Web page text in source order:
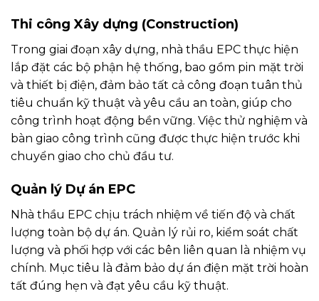
Thi công Xây dựng (Construction)
Trong giai đoạn xây dựng, nhà thầu EPC thực hiện
lắp đặt các bộ phận hệ thống, bao gồm pin mặt trời
và thiết bị điện, đảm bảo tất cả công đoạn tuân thủ
tiêu chuẩn kỹ thuật và yêu cầu an toàn, giúp cho
công trình hoạt động bền vững. Việc thử nghiệm và
bàn giao công trình cũng được thực hiện trước khi
chuyển giao cho chủ đầu tư.
Quản lý Dự án EPC
Nhà thầu EPC chịu trách nhiệm về tiến độ và chất
lượng toàn bộ dự án. Quản lý rủi ro, kiểm soát chất
lượng và phối hợp với các bên liên quan là nhiệm vụ
chính. Mục tiêu là đảm bảo dự án điện mặt trời hoàn
tất đúng hẹn và đạt yêu cầu kỹ thuật.